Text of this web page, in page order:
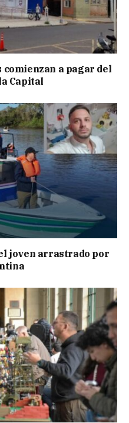
a pagar del
Capital
joven arrastrado por